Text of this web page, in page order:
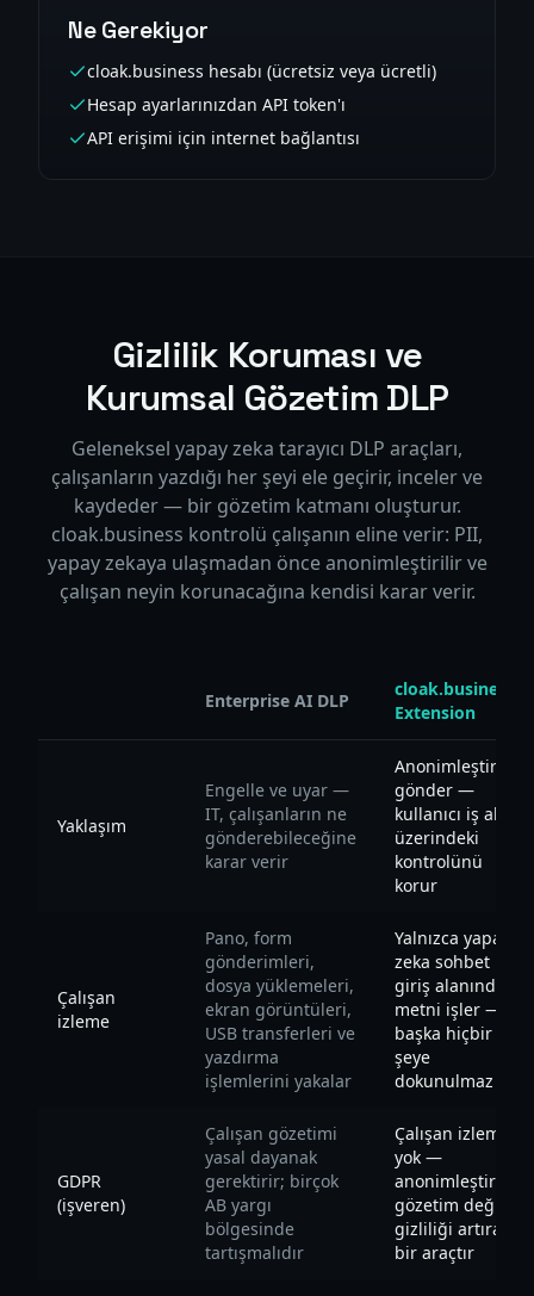
Ne Gerekiyor
cloak.business hesabı (ücretsiz veya ücretli)
Hesap ayarlarınızdan API token'ı
API erişimi için internet bağlantısı
Gizlilik Koruması ve
Kurumsal Gözetim DLP
Geleneksel yapay zeka tarayıcı DLP araçları,
çalışanların yazdığı her şeyi ele geçirir, inceler ve
kaydeder — bir gözetim katmanı oluşturur.
cloak.business kontrolü çalışanın eline verir: PII,
yapay zekaya ulaşmadan önce anonimleştirilir ve
çalışan neyin korunacağına kendisi karar verir.
Enterprise AI DLP
cloak.business
Extension
Yaklaşım
Engelle ve uyar —
IT, çalışanların ne
gönderebileceğine
karar verir
Anonimleştir ve
gönder —
kullanıcı iş akışı
üzerindeki
kontrolünü
korur
Çalışan
izleme
Pano, form
gönderimleri,
dosya yüklemeleri,
ekran görüntüleri,
USB transferleri ve
yazdırma
işlemlerini yakalar
Yalnızca yapay
zeka sohbet
giriş alanındaki
metni işler —
başka hiçbir
şeye
dokunulmaz
GDPR
(işveren)
Çalışan gözetimi
yasal dayanak
gerektirir; birçok
AB yargı
bölgesinde
tartışmalıdır
Çalışan izleme
yok —
anonimleştirme,
gözetim değil
gizliliği artıran
bir araçtır